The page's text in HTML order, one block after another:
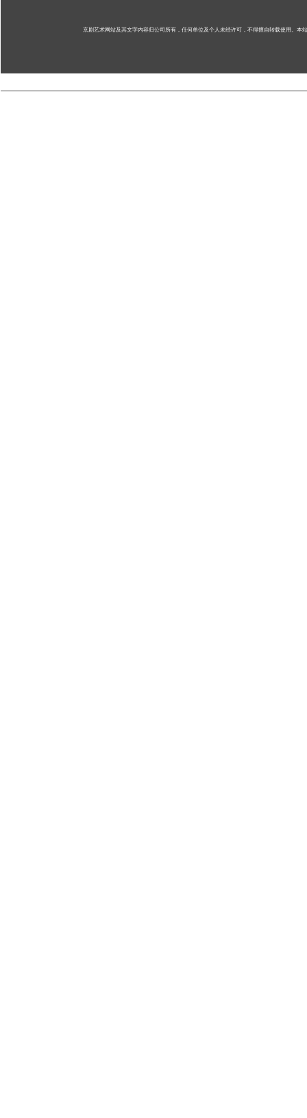
京剧艺术网站及其文字内容归公司所有，任何单位及个人未经许可，不得擅自转载使用。 本